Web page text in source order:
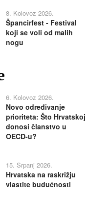
8. Kolovoz 2026.
Špancirfest - Festival
koji se voli od malih
nogu
6. Kolovoz 2026.
Novo određivanje
prioriteta: Što Hrvatskoj
donosi članstvo u
OECD-u?
15. Srpanj 2026.
Hrvatska na raskrižju
vlastite budućnosti